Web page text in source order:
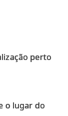
perto
o lugar do